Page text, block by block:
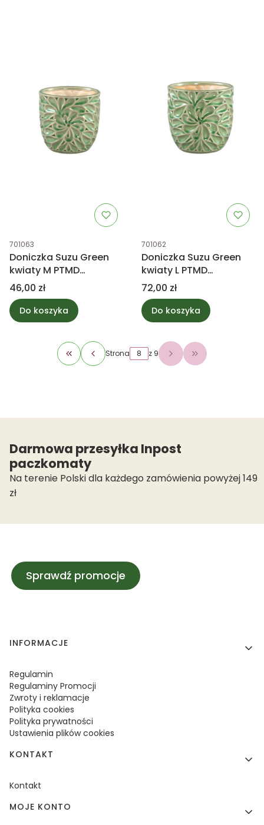
Kod produktu
701063
Doniczka Suzu Green
kwiaty M PTMD
Collection
Cena
46,00 zł
Do koszyka
Kod produktu
701062
Doniczka Suzu Green
kwiaty L PTMD
Collection
Cena
72,00 zł
Do koszyka
Wróć do pierwszej strony z produktami
Strona z 9 Przejdź do
Darmowa przesyłka Inpost
paczkomaty
Na terenie Polski dla każdego zamówienia powyżej 149
zł
Sprawdź promocje
Linki w stopce
INFORMACJE
Regulamin
Regulaminy Promocji
Zwroty i reklamacje
Polityka cookies
Polityka prywatności
Ustawienia plików cookies
KONTAKT
Kontakt
MOJE KONTO